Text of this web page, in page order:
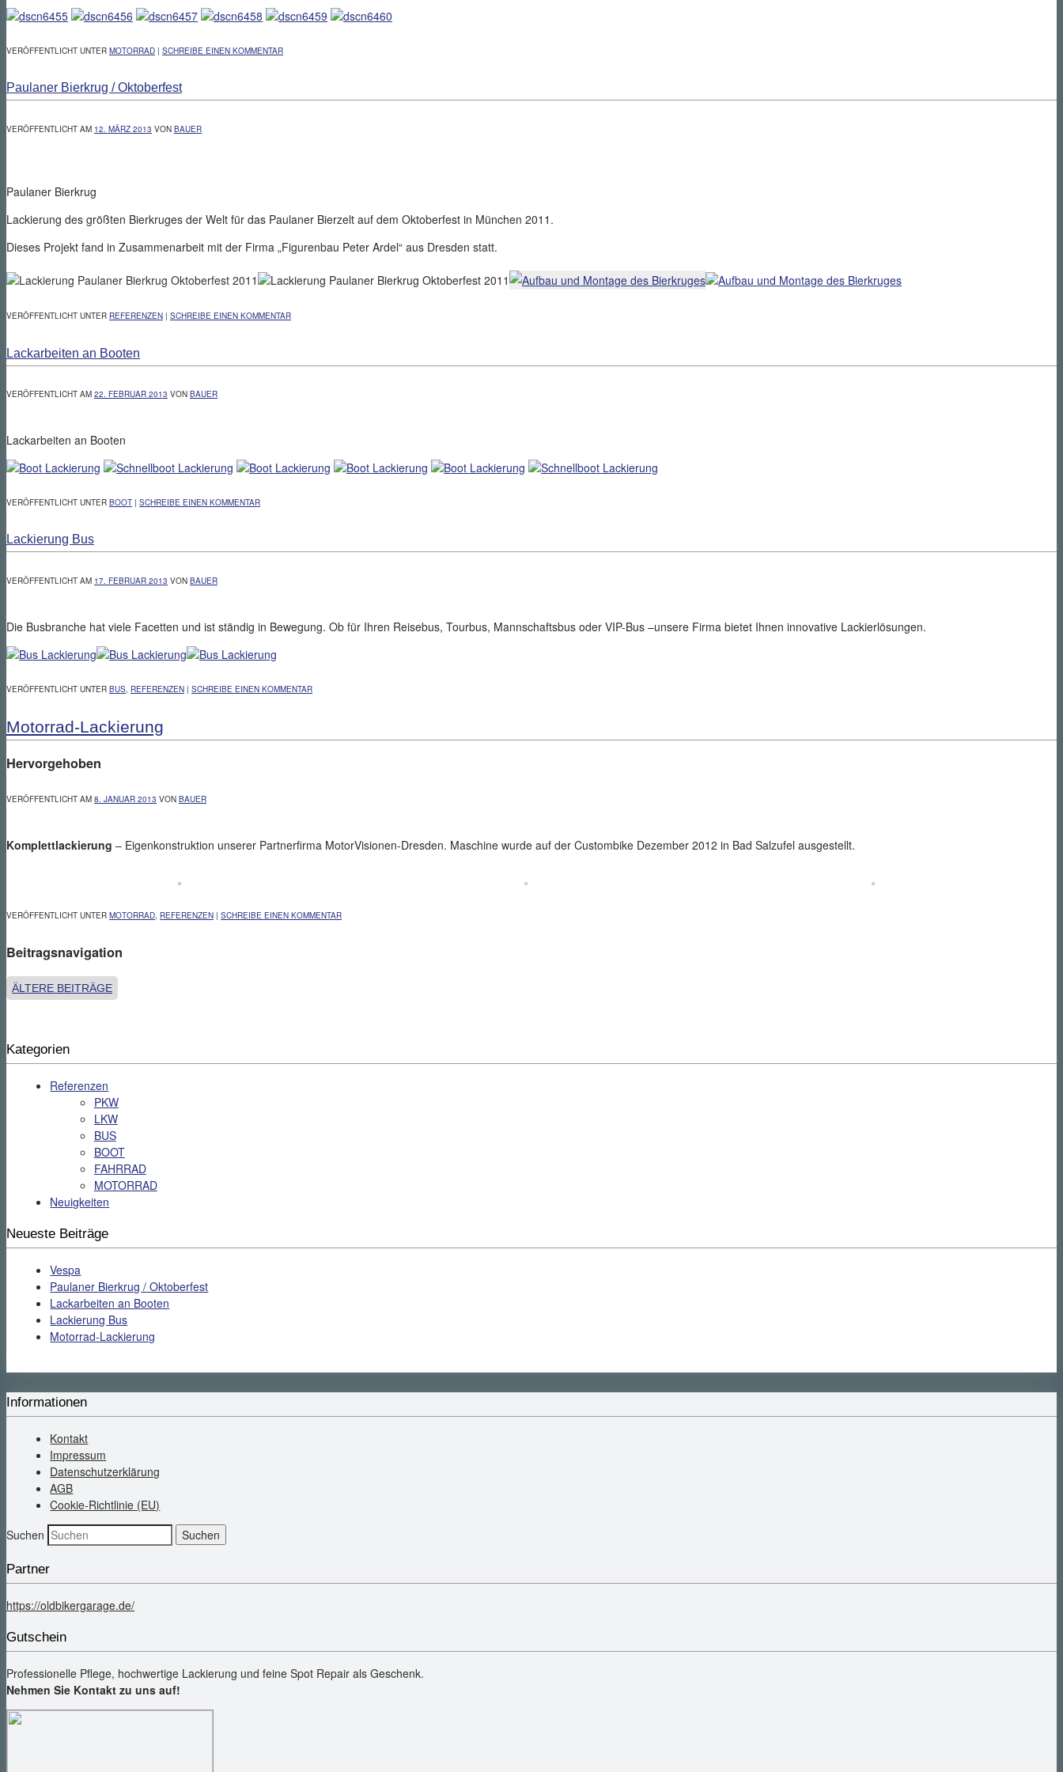
VERÖFFENTLICHT UNTER MOTORRAD | SCHREIBE EINEN KOMMENTAR
Paulaner Bierkrug / Oktoberfest
VERÖFFENTLICHT AM 12. MÄRZ 2013 VON BAUER
Paulaner Bierkrug
Lackierung des größten Bierkruges der Welt für das Paulaner Bierzelt auf dem Oktoberfest in München 2011.
Dieses Projekt fand in Zusammenarbeit mit der Firma „Figurenbau Peter Ardel“ aus Dresden statt.
VERÖFFENTLICHT UNTER REFERENZEN | SCHREIBE EINEN KOMMENTAR
Lackarbeiten an Booten
VERÖFFENTLICHT AM 22. FEBRUAR 2013 VON BAUER
Lackarbeiten an Booten
VERÖFFENTLICHT UNTER BOOT | SCHREIBE EINEN KOMMENTAR
Lackierung Bus
VERÖFFENTLICHT AM 17. FEBRUAR 2013 VON BAUER
Die Busbranche hat viele Facetten und ist ständig in Bewegung. Ob für Ihren Reisebus, Tourbus, Mannschaftsbus oder VIP-Bus –unsere Firma bietet Ihnen innovative Lackierlösungen.
VERÖFFENTLICHT UNTER BUS REFERENZEN | SCHREIBE EINEN KOMMENTAR
Motorrad-Lackierung
Hervorgehoben
VERÖFFENTLICHT AM 8. JANUAR 2013 VON BAUER
Komplettlackierung – Eigenkonstruktion unserer Partnerfirma MotorVisionen-Dresden. Maschine wurde auf der Custombike Dezember 2012 in Bad Salzufel ausgestellt.
VERÖFFENTLICHT UNTER MOTORRAD, REFERENZEN | SCHREIBE EINEN KOMMENTAR
Beitragsnavigation
ÄLTERE BEITRÄGE
Kategorien
Referenzen
PKW
LKW
BUS
BOOT
FAHRRAD
MOTORRAD
Neuigkeiten
Neueste Beiträge
Vespa
Paulaner Bierkrug / Oktoberfest
Lackarbeiten an Booten
Lackierung Bus
Motorrad-Lackierung
Informationen
Kontakt
Impressum
Datenschutzerklärung
AGB
Cookie-Richtlinie (EU)
Suchen
Partner
https://oldbikergarage.de/
Gutschein
Professionelle Pflege, hochwertige Lackierung und feine Spot Repair als Geschenk.
Nehmen Sie Kontakt zu uns auf!